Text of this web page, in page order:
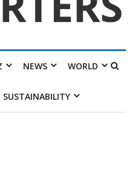
NEWS WORLD
SUSTAINABILITY